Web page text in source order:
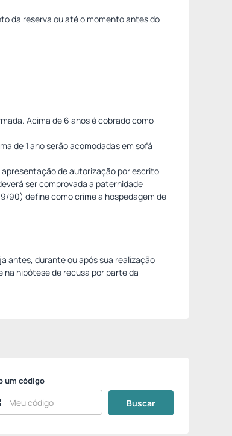
da reserva ou até o momento antes do
Acima de 6 anos é cobrado como
de 1 ano serão acomodadas em sofá
de autorização por escrito
ser comprovada a paternidade
90) define como crime a hospedagem de
antes, durante ou após sua realização
hipótese de recusa por parte da
um código
Buscar